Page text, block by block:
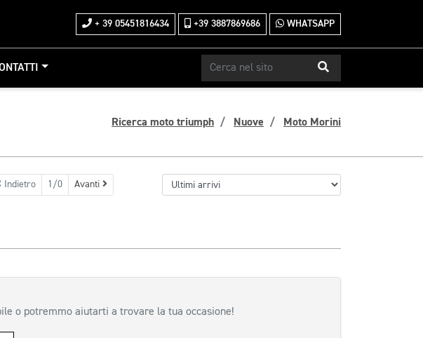
+ 39 05451816434 +39 3887869686 WHATSAPP
Ricerca moto triumph Nuove Moto Morini
Indietro 1/0 Avanti
o potremmo aiutarti a trovare la tua occasione!